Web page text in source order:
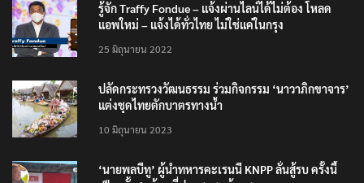
รู้จัก Traffy Fondue – แจ้งผ่านไลน์ได้ไม่ต้อง โหลด
แอพใหม่ – แจ้งได้ทั่วไทย ไม่ใช่แค่ในกรุง
25 มิถุนายน 2022
ปลัดกระทรวงวัฒนธรรม ร่วมกิจกรรม ‘นาวาภิกขาจาร’
แต่งชุดไทยตักบาตรทางน้ำ
10 มิถุนายน 2023
‘นายพลบีทู’ ผู้นำทหารคะเรนนี KNPP ลั่นสู้รบ ครั้งนี้